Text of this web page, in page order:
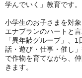
学んでいく」教育です。
小学生のお子さまを対
エナプランのハートと
「異年齢グループ」、
話・遊び・仕事・催し
で作物を育てながら、
きます。